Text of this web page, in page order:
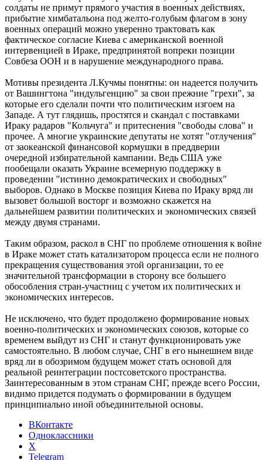
солдаты не примут прямого участия в военных действиях,
прибытие химбатальона под желто-голубым флагом в зону
военных операций можно уверенно трактовать как
фактическое согласие Киева с американской военной
интервенцией в Ираке, предпринятой вопреки позиции
Совбеза ООН и в нарушение международного права.
Мотивы президента Л.Кучмы понятны: он надеется получить
от Вашингтона "индульгенцию" за свои прежние "грехи", за
которые его сделали почти что политическим изгоем на
Западе. А тут глядишь, простятся и скандал с поставками
Ираку радаров "Кольчуга" и притеснения "свободы слова" и
прочее. А многие украинские депутаты не хотят "отлучения"
от заокеанской финансовой кормушки в преддверии
очередной избирательной кампании. Ведь США уже
пообещали оказать Украине всемерную поддержку в
проведении "истинно демократических и свободных"
выборов. Однако в Москве позиция Киева по Ираку вряд ли
вызовет большой восторг и возможно скажется на
дальнейшем развитии политических и экономических связей
между двумя странами.
Таким образом, раскол в СНГ по проблеме отношения к войне
в Ираке может стать катализатором процесса если не полного
прекращения существования этой организации, то ее
значительной трансформации в сторону все большего
обособления стран-участниц с учетом их политических и
экономических интересов.
Не исключено, что будет продолжено формирование новых
военно-политических и экономических союзов, которые со
временем выйдут из СНГ и станут функционировать уже
самостоятельно. В любом случае, СНГ в его нынешнем виде
вряд ли в обозримом будущем может стать основой для
реальной реинтеграции постсоветского пространства.
Заинтересованным в этом странам СНГ, прежде всего России,
видимо придется подумать о формировании в будущем
принципиально иной объединительной основы.
ВКонтакте
Одноклассники
X
Telegram